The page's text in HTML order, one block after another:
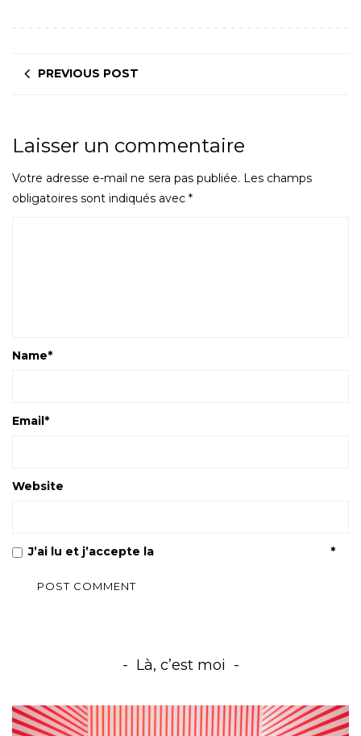
PREVIOUS POST
Laisser un commentaire
Votre adresse e-mail ne sera pas publiée. Les champs
obligatoires sont indiqués avec *
Name*
Email*
Website
J’ai lu et j’accepte la *
Là, c’est moi